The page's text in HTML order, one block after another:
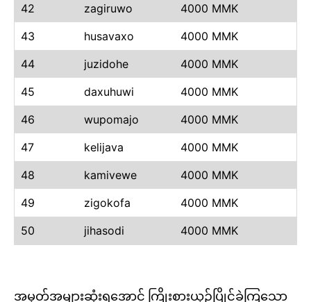
42
zagiruwo
4000 MMK
43
husavaxo
4000 MMK
44
juzidohe
4000 MMK
45
daxuhuwi
4000 MMK
46
wupomajo
4000 MMK
47
kelijava
4000 MMK
48
kamivewe
4000 MMK
49
zigokofa
4000 MMK
50
jihasodi 4000 MMK
အမှတ်အများဆုံးရအောင် ကြိုးစားယှဉ်ပြိုင်ခဲ့ကြသော